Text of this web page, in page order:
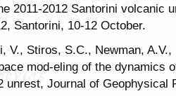
2011-2012 Santorini volcanic
Santorini, 10-12 October.
V., Stiros, S.C., Newman,
mod-eling of the dynamics
unrest, Journal of Geophysical